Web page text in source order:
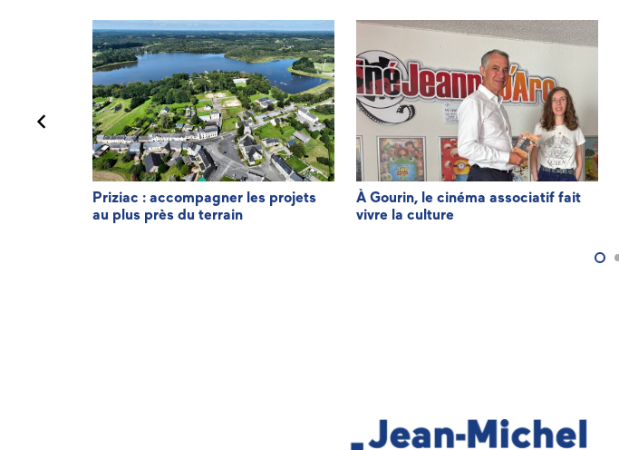
Priziac : accompagner les projets
au plus près du terrain
À Gourin, le cinéma associatif fait
vivre la culture